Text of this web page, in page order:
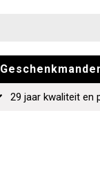
29 jaar kwaliteit en